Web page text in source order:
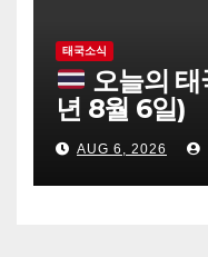
태국소식
오늘의
년 8월 6일)
AUG 6, 2026